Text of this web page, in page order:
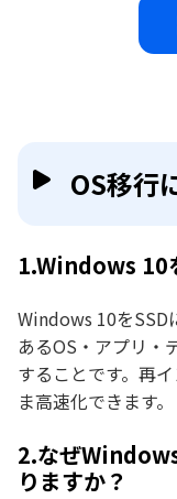
OS移行
1.Windows 10
Windows 10をSSD
あるOS・アプリ・
することです。再
ま高速化できます。
2.なぜ
りますか？